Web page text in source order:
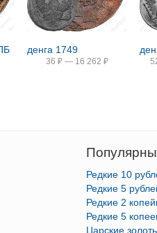
денга 1749
36 ₽ — 16 262 ₽
Редкие 10
Редкие 5
Редкие 2
Редкие 5
Царские